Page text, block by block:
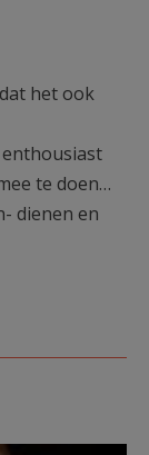
het ook
te doen…
dienen en